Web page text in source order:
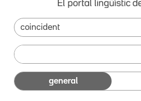
general